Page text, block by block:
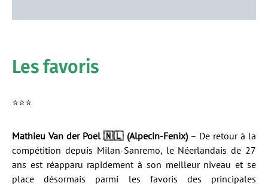
Les favoris
⭐️⭐️⭐️
Mathieu Van der Poel 🇳🇱 (Alpecin-Fenix)– De retour à la
compétition depuis Milan-Sanremo, le Néerlandais de 27
ans est réapparu rapidement à son meilleur niveau et se
place désormais parmi les favoris des principales